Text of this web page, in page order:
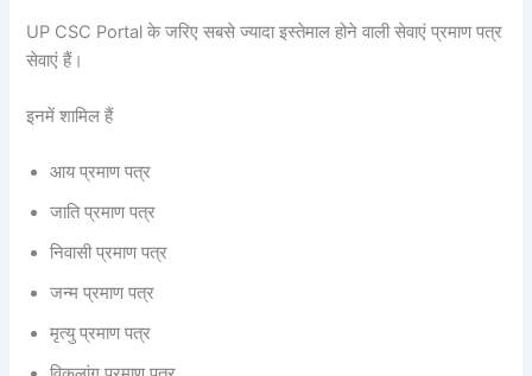
UP CSC Portal के जरिए सबसे ज्यादा इस्तेमाल होने वाली सेवाएं प्रमाण पत्र
सेवाएं हैं।
इनमें शामिल हैं
आय प्रमाण पत्र
जाति प्रमाण पत्र
निवासी प्रमाण पत्र
जन्म प्रमाण पत्र
मृत्यु प्रमाण पत्र